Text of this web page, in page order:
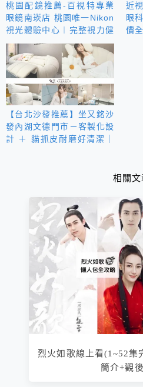
桃園配鏡推薦-百視特專業
眼鏡南崁店 桃園唯一Nikon
視光體驗中心︱完整視力健
康分析+量身訂作專屬鏡片
高質感配鏡流程全紀錄
近
眼
價
【台北沙發推薦】坐又銘沙
發內湖文德門市－客製化設
計 ＋ 貓抓皮耐磨好清潔｜
相關文
烈火如歌線上看(1~52集
簡介+觀